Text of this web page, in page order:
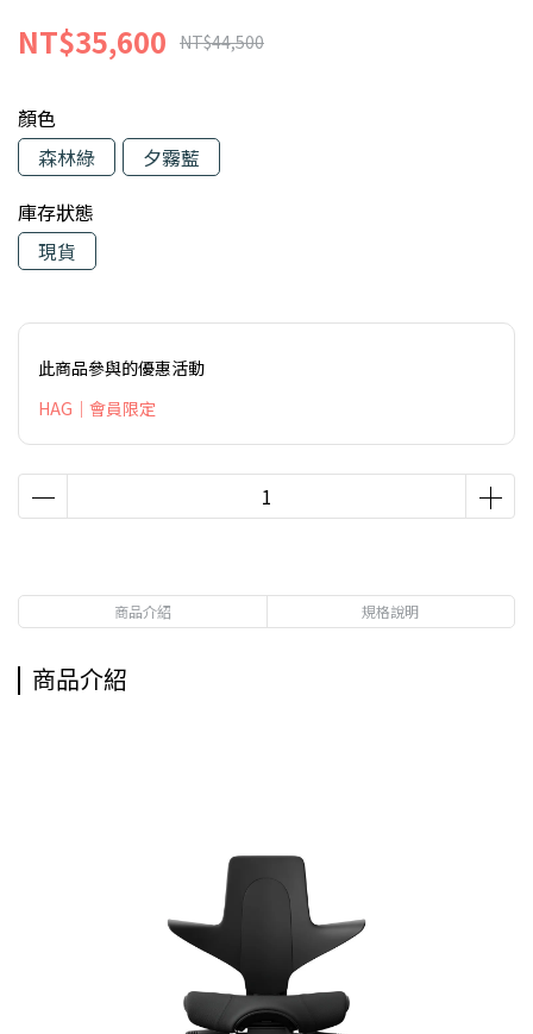
NT$35,600 NT$44,500
顏色
森林綠
夕霧藍
庫存狀態
現貨
此商品參與的優惠活動
HAG｜會員限定
商品介紹 規格說明
商品介紹